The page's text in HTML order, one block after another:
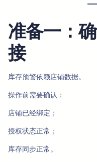
准备一：
接
库存预警依赖店铺数据。
操作前需要确认：
店铺已经绑定；
授权状态正常；
库存同步正常。